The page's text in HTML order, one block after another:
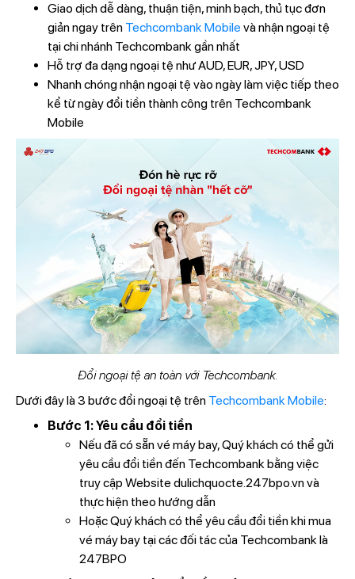
Giao dịch dễ dàng, thuận tiện, minh bạch, thủ tục đơn
giản ngay trên Techcombank Mobile và nhận ngoại tệ
tại chi nhánh Techcombank gần nhất
Hỗ trợ đa dạng ngoại tệ như AUD, EUR, JPY, USD
Nhanh chóng nhận ngoại tệ vào ngày làm việc tiếp theo
kể từ ngày đổi tiền thành công trên Techcombank
Mobile
Đổi ngoại tệ an toàn với Techcombank.
Dưới đây là 3 bước đổi ngoại tệ trên Techcombank Mobile:
Bước 1: Yêu cầu đổi tiền
Nếu đã có sẵn vé máy bay, Quý khách có thể gửi
yêu cầu đổi tiền đến Techcombank bằng việc
truy cập Website dulichquocte.247bpo.vn và
thực hiện theo hướng dẫn
Hoặc Quý khách có thể yêu cầu đổi tiền khi mua
vé máy bay tại các đối tác của Techcombank là
247BPO